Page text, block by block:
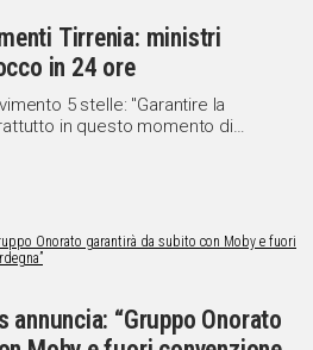
Tirrenia: ministri
in 24 ore
5 stelle: "Garantire la
in questo momento di
annuncia: “Gruppo Onorato